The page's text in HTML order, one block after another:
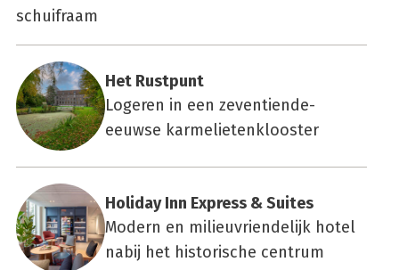
Het Rust­punt
Logeren in een zeventiende-
eeuwse karmelietenklooster
Holi­day Inn Express & Sui­tes
Modern en milieuvriendelijk hotel
nabij het historische centrum